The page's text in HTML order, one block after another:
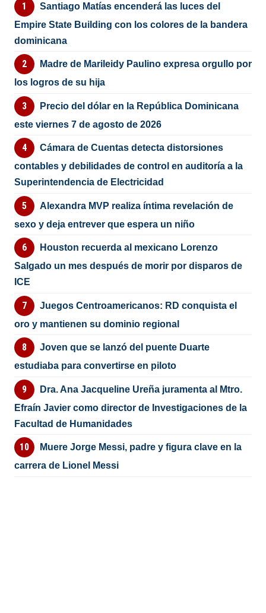
Santiago Matías encenderá las luces del
Empire State Building con los colores de la bandera
dominicana
Madre de Marileidy Paulino expresa orgullo por
los logros de su hija
Precio del dólar en la República Dominicana
este viernes 7 de agosto de 2026
Cámara de Cuentas detecta distorsiones
contables y debilidades de control en auditoría a la
Superintendencia de Electricidad
Alexandra MVP realiza íntima revelación de
sexo y deja entrever que espera un niño
Houston recuerda al mexicano Lorenzo
Salgado un mes después de morir por disparos de
ICE
Juegos Centroamericanos: RD conquista el
oro y mantienen su dominio regional
Joven que se lanzó del puente Duarte
estudiaba para convertirse en piloto
Dra. Ana Jacqueline Ureña juramenta al Mtro.
Efraín Javier como director de Investigaciones de la
Facultad de Humanidades
Muere Jorge Messi, padre y figura clave en la
carrera de Lionel Messi